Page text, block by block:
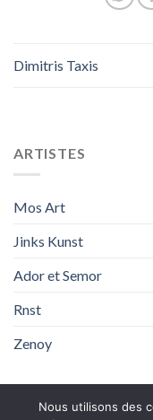
ARTISTES
Mos Art
Jinks Kunst
Ador et Semor
Rnst
Zenoy
Dimitris Taxis
Nous utilisons des